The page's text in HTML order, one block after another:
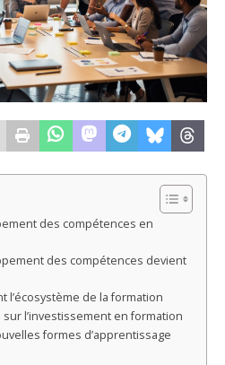
des compétences en
des compétences devient
l’écosystème de la formation
l’investissement en formation
formes d’apprentissage